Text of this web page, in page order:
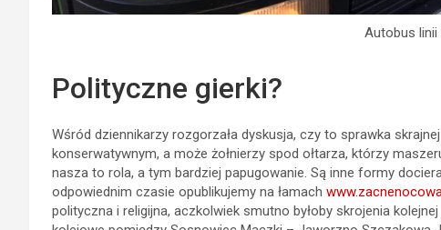
Autobus linii
Polityczne gierki?
Wśród dziennikarzy rozgorzała dyskusja, czy to sprawka
konserwatywnym, a może żołnierzy spod ołtarza, którzy
nasza to rola, a tym bardziej papugowanie. Są inne formy
odpowiednim czasie opublikujemy na łamach
polityczna i religijna, aczkolwiek smutno byłoby skrojenia